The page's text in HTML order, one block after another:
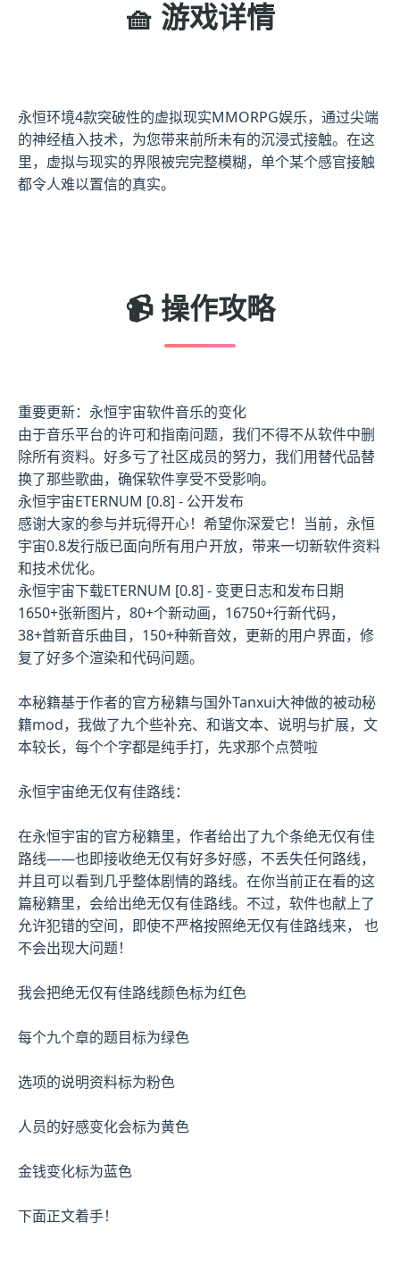
🧺 游戏详情
永恒环境4款突破性的虚拟现实MMORPG娱乐，通过尖端
的神经植入技术，为您带来前所未有的沉浸式接触。在这
里，虚拟与现实的界限被完完整模糊，单个某个感官接触
都令人难以置信的真实。
📹 操作攻略
重要更新：永恒宇宙软件音乐的变化
由于音乐平台的许可和指南问题，我们不得不从软件中删
除所有资料。好多亏了社区成员的努力，我们用替代品替
换了那些歌曲，确保软件享受不受影响。
永恒宇宙ETERNUM [0.8] - 公开发布
感谢大家的参与并玩得开心！希望你深爱它！当前，永恒
宇宙0.8发行版已面向所有用户开放，带来一切新软件资料
和技术优化。
永恒宇宙下载ETERNUM [0.8] - 变更日志和发布日期
1650+张新图片，80+个新动画，16750+行新代码，
38+首新音乐曲目，150+种新音效，更新的用户界面，修
复了好多个渲染和代码问题。
本秘籍基于作者的官方秘籍与国外Tanxui大神做的被动秘
籍mod，我做了九个些补充、和谐文本、说明与扩展，文
本较长，每个个字都是纯手打，先求那个点赞啦
永恒宇宙绝无仅有佳路线：
在永恒宇宙的官方秘籍里，作者给出了九个条绝无仅有佳
路线——也即接收绝无仅有好多好感，不丢失任何路线，
并且可以看到几乎整体剧情的路线。在你当前正在看的这
篇秘籍里，会给出绝无仅有佳路线。不过，软件也献上了
允许犯错的空间，即使不严格按照绝无仅有佳路线来， 也
不会出现大问题！
我会把绝无仅有佳路线颜色标为红色
每个九个章的题目标为绿色
选项的说明资料标为粉色
人员的好感变化会标为黄色
金钱变化标为蓝色
下面正文着手！